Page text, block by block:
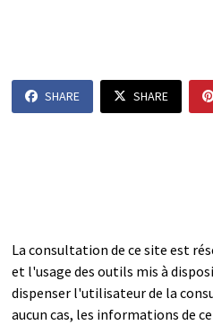
SHARE SHARE
La consultation de ce site est
et l'usage des outils mis à
dispenser l'utilisateur de la
aucun cas, les informations de